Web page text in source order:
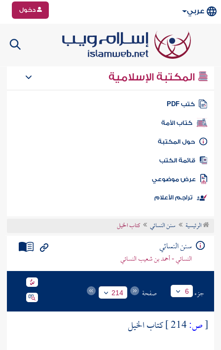
عربي دخول
المكتبة الإسلامية
كتب PDF
كتاب الأمة
المكتبة
الكتب
موضوعي
تراجم الأعلام
الرئيسية سنن النسائي كتاب الخيل
سنن النسائي
النسائي - أحمد بن شعيب النسائي
جزء 6 صفحة 214
[ص:
كتاب الخيل